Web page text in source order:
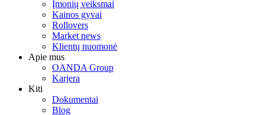
Įmonių veiksmai
Kainos gyvai
Rollovers
Market news
Klientų nuomonė
Apie mus
OANDA Group
Karjera
Kiti
Dokumentai
Blog